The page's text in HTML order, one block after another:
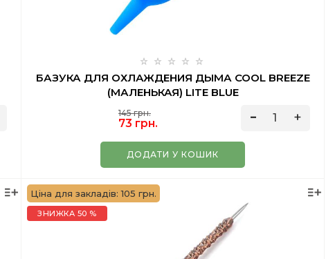
БАЗУКА ДЛЯ ОХЛАЖДЕНИЯ ДЫМА COOL BREEZE
(МАЛЕНЬКАЯ) LITE BLUE
145 грн.
73 грн.
ДОДАТИ У КОШИК
Ціна для закладів: 105 грн.
ЗНИЖКА 50 %